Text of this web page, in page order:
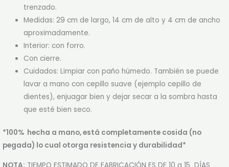
trenzado.
Medidas: 29 cm de largo, 14 cm de alto y 4 cm de ancho
aproximadamente.
Interior: con forro.
Con cierre.
Cuidados: Limpiar con paño húmedo. También se puede
lavar a mano con cepillo suave (ejemplo cepillo de
dientes), enjuagar bien y dejar secar a la sombra hasta
que esté bien seco.
*100% hecha a mano, está completamente cosida (no
pegada) lo cual otorga resistencia y durabilidad*